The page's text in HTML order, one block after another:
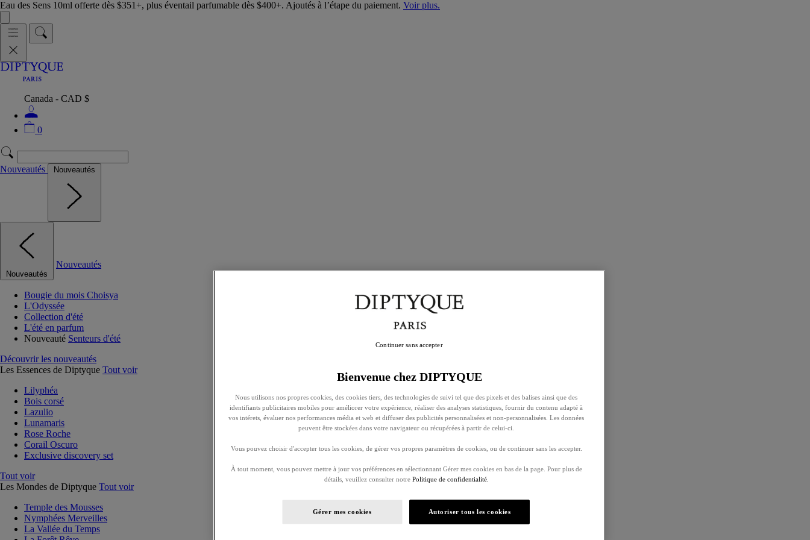
Eau des Sens 10ml offerte dès $351+, plus éventail parfumable dès $400+. Ajoutés à l’étape du paiement. Voir plus.
Canada - CAD $
0
Nouveautés Nouveautés
Nouveautés
Nouveautés
Bougie du mois Choisya
L'Odyssée
Collection d'été
L'été en parfum
Nouveauté Senteurs d'été
Découvrir les nouveautés
Les Essences de Diptyque Tout voir
Lilyphéa
Bois corsé
Lazulio
Lunamaris
Rose Roche
Corail Oscuro
Exclusive discovery set
Tout voir
Les Mondes de Diptyque Tout voir
Temple des Mousses
Nymphées Merveilles
La Vallée du Temps
Bienvenue chez DIPTYQUE
Nous utilisons nos propres cookies, des cookies tiers, des technologies de suivi tel que des pixels et des balises ainsi que des
identifiants publicitaires mobiles pour améliorer votre expérience, réaliser des analyses statistiques, fournir du contenu adapté à
vos intérets, évaluer nos performances média et web et diffuser des publicités personnalisées et non-personnalisées. Les données
peuvent être stockées dans votre navigateur ou récupérées à partir de celui-ci.
Vous pouvez choisir d'accepter tous les cookies, de gérer vos propres paramètres de cookies, ou de continuer sans les accepter.
À tout moment, vous pouvez mettre à jour vos préférences en sélectionnant Gérer mes cookies en bas de la page. Pour plus de
détails, veuillez consulter notre Politique de confidentialité.
Gérer mes cookies Autoriser tous les cookies
Continuer sans accepter